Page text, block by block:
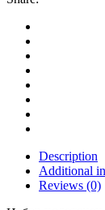
Description
Additional
Reviews (0)